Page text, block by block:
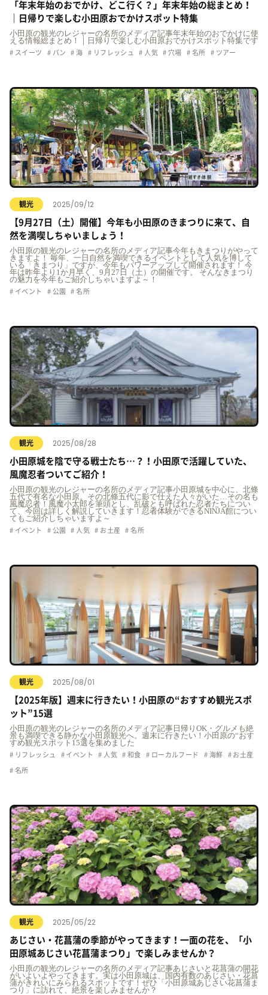
「年末年始のおでかけ、どこ行く？」年末年始の総まとめ！
｜日帰りで楽しむ小田原おでかけスポット特集
小田原の観光のレジャーの名所のメディア記事年末年始のおでかけに使
える情報総まとめ！｜日帰りで楽しむ小田原おでかけスポット特集です
スイーツ パン 海 リフレッシュ 人気 穴場 名所 ツアー
観光 2025/09/12
【9月27日（土）開催】今年も小田原のきまつりに来て、自
然を満喫しちゃいましょう！
小田原の観光のレジャーの名所のメディア記事今年もきまつりがやって
きますよ！ 毎年、一日自然を満喫できるイベントとして人気を博して
いる「きまつり」ですが、今年もパワーアップして開催されます！ 今
年は昨年より1か月早く、9月27日（土）の開催です。 そんなきまつり
の魅力を今年もご紹介しちゃいますよ～！
イベント 公園 名所
観光 2025/08/28
小田原城を陰で守る戦士たち…？！小田原で活躍していた、
風魔忍者ついてご紹介！
小田原の観光のレジャーの名所のメディア記事小田原城を中心に、北條
五代で有名な小田原。その北條五代に影で仕えた人々がいた…その名も
風魔忍者！風魔小太郎を筆頭とし、乱破とも呼ばれた忍者たちについ
て、今回は詳しく解説していきます！忍者体験ができるNINJA館につい
てもご紹介しちゃいますよ～
イベント 公園 人気 お土産 名所
観光 2025/08/01
【2025年版】週末に行きたい！小田原の“おすすめ観光スポ
ット”15選
小田原の観光のレジャーの名所のメディア記事日帰りOK・グルメも絶
景も満喫できる静かな小田原観光へ。週末に行きたい！小田原の“おす
すめ観光スポット15選を集めました
リフレッシュ イベント 人気 和食 ローカルフード 海鮮 お土産
名所
観光 2025/05/22
あじさい・花菖蒲の季節がやってきます！一面の花を、「小
田原城あじさい花菖蒲まつり」で楽しみませんか？
小田原の観光のレジャーの名所のメディア記事あじさいと花菖蒲の開花
がいよいよやってきます。実は小田原城は、国内有数のあじさい・花菖
蒲がきれいにみられるスポットです！ぜひ「小田原城あじさい花菖蒲ま
つり」に訪れて、絶景を楽しみませんか？